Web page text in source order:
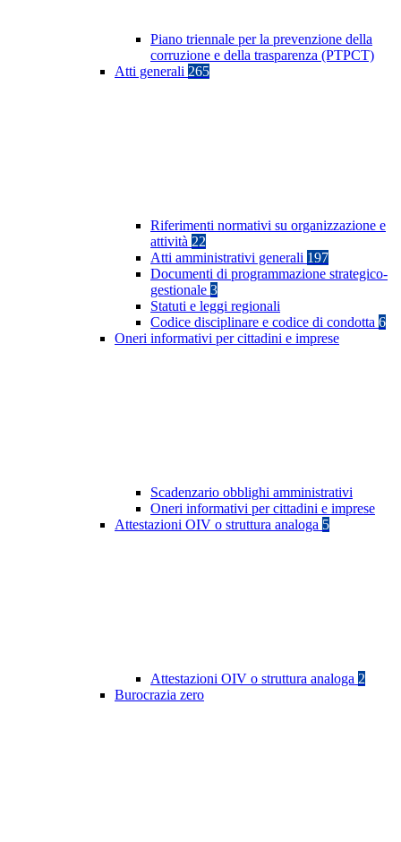
Piano triennale per la prevenzione della
corruzione e della trasparenza (PTPCT)
Atti generali 265
Riferimenti normativi su organizzazione e
attività 22
Atti amministrativi generali 197
Documenti di programmazione strategico-
gestionale 3
Statuti e leggi regionali
Codice disciplinare e codice di condotta 6
Oneri informativi per cittadini e imprese
Scadenzario obblighi amministrativi
Oneri informativi per cittadini e imprese
Attestazioni OIV o struttura analoga 5
Attestazioni OIV o struttura analoga 2
Burocrazia zero